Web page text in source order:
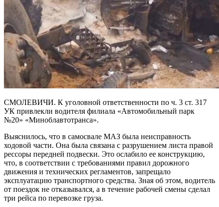
СМОЛЕВИЧИ. К уголовной ответственности по ч. 3 ст. 317
УК привлекли водителя филиала «Автомобильный парк
№20» «Миноблавтотранса».
Выяснилось, что в самосвале МАЗ была неисправность
ходовой части. Она была связана с разрушением листа правой
рессоры передней подвески. Это ослабило ее конструкцию,
что, в соответствии с требованиями правил дорожного
движения и технических регламентов, запрещало
эксплуатацию транспортного средства. Зная об этом, водитель
от поездок не отказывался, а в течение рабочей смены сделал
три рейса по перевозке груза.